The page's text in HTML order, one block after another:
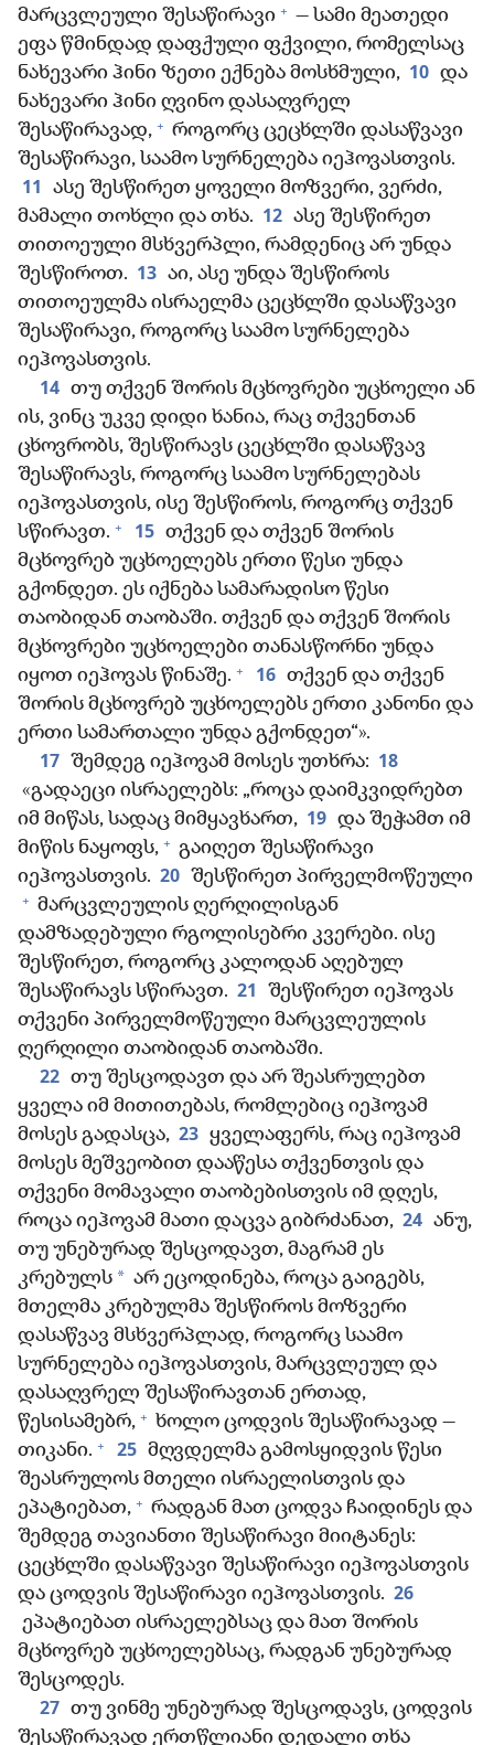
მარცვლეული შესაწირავი + — სამი მეათედი
ეფა წმინდად დაფქული ფქვილი, რომელსაც
ნახევარი ჰინი ზეთი ექნება მოსხმული, 10 და
ნახევარი ჰინი ღვინო დასაღვრელ
შესაწირავად, + როგორც ცეცხლში დასაწვავი
შესაწირავი, საამო სურნელება იეჰოვასთვის.
11
ასე შესწირეთ ყოველი მოზვერი, ვერძი,
მამალი თოხლი და თხა. 12 ასე შესწირეთ
თითოეული მსხვერპლი, რამდენიც არ უნდა
შესწიროთ. 13 აი, ასე უნდა შესწიროს
თითოეულმა ისრაელმა ცეცხლში დასაწვავი
შესაწირავი, როგორც საამო სურნელება
იეჰოვასთვის.
14 თუ თქვენ შორის მცხოვრები უცხოელი ან
ის, ვინც უკვე დიდი ხანია, რაც თქვენთან
ცხოვრობს, შესწირავს ცეცხლში დასაწვავ
შესაწირავს, როგორც საამო სურნელებას
იეჰოვასთვის, ისე შესწიროს, როგორც თქვენ
სწირავთ. + 15 თქვენ და თქვენ შორის
მცხოვრებ უცხოელებს ერთი წესი უნდა
გქონდეთ. ეს იქნება სამარადისო წესი
თაობიდან თაობაში. თქვენ და თქვენ შორის
მცხოვრები უცხოელები თანასწორნი უნდა
იყოთ იეჰოვას წინაშე. + 16 თქვენ და თქვენ
შორის მცხოვრებ უცხოელებს ერთი კანონი და
ერთი სამართალი უნდა გქონდეთ“».
17 შემდეგ იეჰოვამ მოსეს უთხრა: 18
«გადაეცი ისრაელებს: „როცა დაიმკვიდრებთ
იმ მიწას, სადაც მიმყავხართ, 19 და შეჭამთ იმ
მიწის ნაყოფს, + გაიღეთ შესაწირავი
იეჰოვასთვის. 20 შესწირეთ პირველმოწეული
+ მარცვლეულის ღერღილისგან
დამზადებული რგოლისებრი კვერები. ისე
შესწირეთ, როგორც კალოდან აღებულ
შესაწირავს სწირავთ. 21
შესწირეთ იეჰოვას
თქვენი პირველმოწეული მარცვლეულის
ღერღილი თაობიდან თაობაში.
22 თუ შესცოდავთ და არ შეასრულებთ
ყველა იმ მითითებას, რომლებიც იეჰოვამ
მოსეს გადასცა, 23 ყველაფერს, რაც იეჰოვამ
მოსეს მეშვეობით დააწესა თქვენთვის და
თქვენი მომავალი თაობებისთვის იმ დღეს,
როცა იეჰოვამ მათი დაცვა გიბრძანათ, 24 ანუ,
თუ უნებურად შესცოდავთ, მაგრამ ეს
კრებულს * არ ეცოდინება, როცა გაიგებს,
მთელმა კრებულმა შესწიროს მოზვერი
დასაწვავ მსხვერპლად, როგორც საამო
სურნელება იეჰოვასთვის, მარცვლეულ და
დასაღვრელ შესაწირავთან ერთად,
წესისამებრ, + ხოლო ცოდვის შესაწირავად —
თიკანი. + 25 მღვდელმა გამოსყიდვის წესი
შეასრულოს მთელი ისრაელისთვის და
ეპატიებათ, + რადგან მათ ცოდვა ჩაიდინეს და
შემდეგ თავიანთი შესაწირავი მიიტანეს:
ცეცხლში დასაწვავი შესაწირავი იეჰოვასთვის
და ცოდვის შესაწირავი იეჰოვასთვის. 26
ეპატიებათ ისრაელებსაც და მათ შორის
მცხოვრებ უცხოელებსაც, რადგან უნებურად
შესცოდეს.
27 თუ ვინმე უნებურად შესცოდავს, ცოდვის
შესაწირავად ერთწლიანი დედალი თხა